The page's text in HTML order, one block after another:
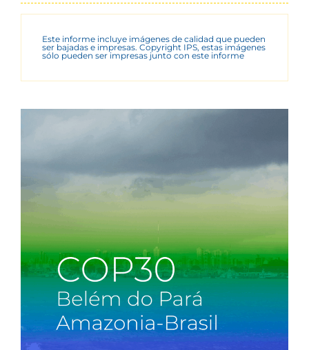
Este informe incluye imágenes de calidad que pueden
ser bajadas e impresas. Copyright IPS, estas imágenes
sólo pueden ser impresas junto con este informe